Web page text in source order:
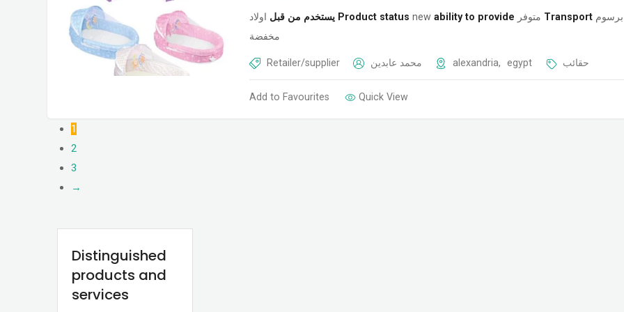
يستخدم من قبل اولاد Product status new ability to provide متوفر Transport
مخفضة
Retailer/supplier محمد عابدين alexandria, egypt حقائب
Add to Favourites Quick View
1
2
3
→
Distinguished
products and
services